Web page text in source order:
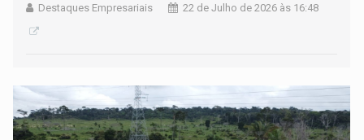
Destaques Empresariais 22 de Julho de 2026 às 16:48